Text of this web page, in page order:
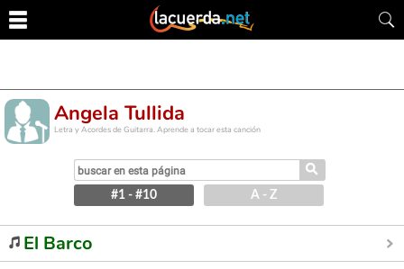
Angela Tullida
Letra y Acordes de Guitarra. Aprende a tocar esta canción
⚲
#1 - #10 A - Z
El Barco